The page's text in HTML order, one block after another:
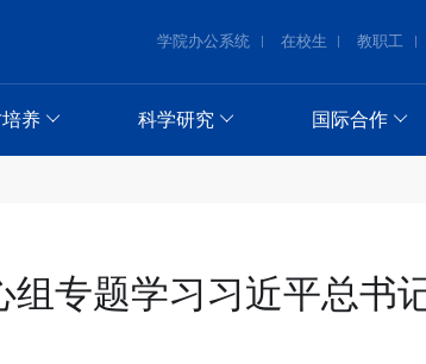
学院办公系统 在校生 教职工
培养 科学研究 国际合作
专题学习习近平总书